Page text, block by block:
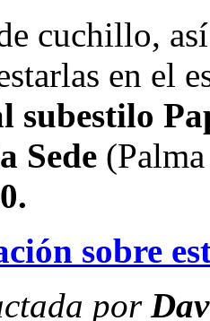
cuchillo,
en el
subestilo
Sede
sobre
por